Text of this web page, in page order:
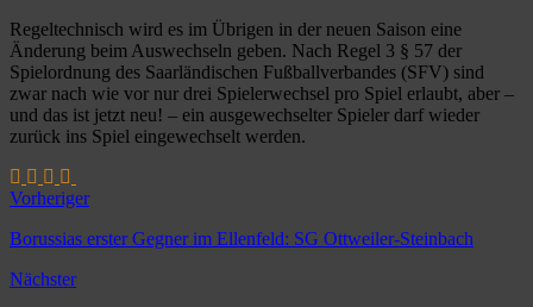
Regeltechnisch wird es im Übrigen in der neuen Saison eine
Änderung beim Auswechseln geben. Nach Regel 3 § 57 der
Spielordnung des Saarländischen Fußballverbandes (SFV) sind
zwar nach wie vor nur drei Spielerwechsel pro Spiel erlaubt, aber –
und das ist jetzt neu! – ein ausgewechselter Spieler darf wieder
zurück ins Spiel eingewechselt werden.
Vorheriger
Borussias erster Gegner im Ellenfeld: SG Ottweiler-Steinbach
Nächster